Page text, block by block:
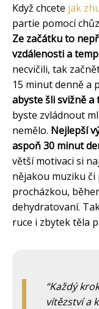
Když chcete jak
partie pomocí
Ze začátku to
vzdálenosti a
necvičili, tak
15 minut denně a
abyste šli svižně a
byste zvládnout
nemělo. Nejlepší
aspoň 30 minut
větší motivaci si
nějakou muziku či
procházkou,
dehydratovaní.
ruce i zbytek těla
Každý
vítězství a